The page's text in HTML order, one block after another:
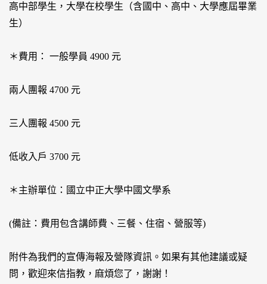
高中部學生，大學在校學生（含國中、高中、大學應屆畢業
生）
＊費用： 一般學員 4900 元
兩人團報 4700 元
三人團報 4500 元
低收入戶 3700 元
＊主辦單位：國立中正大學中國文學系
(備註：費用包含講師費、三餐、住宿、營服等)
附件為我們的宣傳海報及營隊資訊。如果有其他建議或疑
問，歡迎來信指教，麻煩您了，謝謝！